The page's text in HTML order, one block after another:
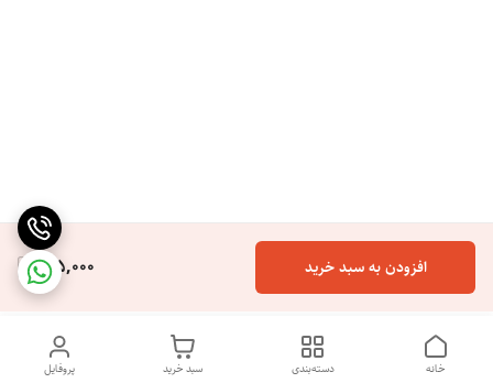
165,000 افزودن به سبد خرید
پروفایل سبد خرید دسته‌بندی خانه